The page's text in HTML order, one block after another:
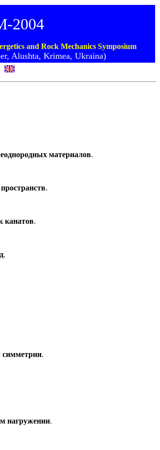
2004
and Rock Mechanics Symposium
Alushta, Krimea, Ukraina)
материалов.
.
канатов.
.
симметрии.
нагружении.